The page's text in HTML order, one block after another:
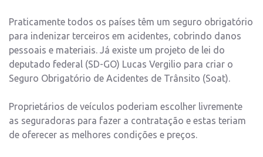
Praticamente todos os países têm um seguro obrigatório
para indenizar terceiros em acidentes, cobrindo danos
pessoais e materiais. Já existe um projeto de lei do
deputado federal (SD-GO) Lucas Vergilio para criar o
Seguro Obrigatório de Acidentes de Trânsito (Soat).
Proprietários de veículos poderiam escolher livremente
as seguradoras para fazer a contratação e estas teriam
de oferecer as melhores condições e preços.